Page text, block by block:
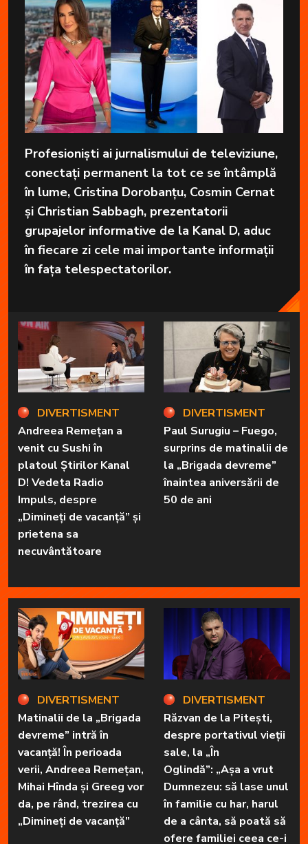
Profesioniști ai jurnalismului de televiziune,
conectați permanent la tot ce se întâmplă
în lume, Cristina Dorobanțu, Cosmin Cernat
și Christian Sabbagh, prezentatorii
grupajelor informative de la Kanal D, aduc
în fiecare zi cele mai importante informații
în fața telespectatorilor.
DIVERTISMENT
Andreea Remețan a
venit cu Sushi în
platoul Știrilor Kanal
D! Vedeta Radio
Impuls, despre
„Dimineți de vacanță” și
prietena sa
necuvântătoare
DIVERTISMENT
Matinalii de la „Brigada
devreme” intră în
vacanță! În perioada
verii, Andreea Remețan,
Mihai Hînda și Greeg vor
da, pe rând, trezirea cu
„Dimineți de vacanță”
DIVERTISMENT
Paul Surugiu – Fuego,
surprins de matinalii de
la „Brigada devreme”
înaintea aniversării de
50 de ani
DIVERTISMENT
Răzvan de la Pitești,
despre portativul vieții
sale, la „În
Oglindă”: „Așa a vrut
Dumnezeu: să lase unul
în familie cu har, harul
de a cânta, să poată să
ofere familiei ceea ce-i